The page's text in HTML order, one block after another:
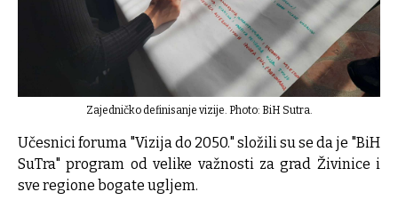
Zajedničko definisanje vizije. Photo: BiH Sutra.
Učesnici foruma "Vizija do 2050." složili su se da je "BiH
SuTra" program od velike važnosti za grad Živinice i
sve regione bogate ugljem.